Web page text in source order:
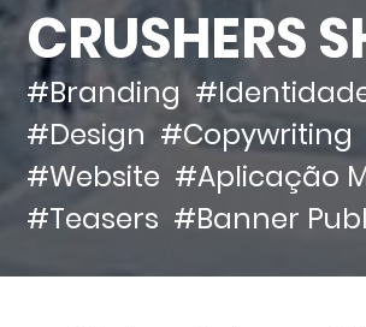
CRUSHERS
#Branding
#Design #Copywriting
#Website #Aplicação
#Teasers #Banner